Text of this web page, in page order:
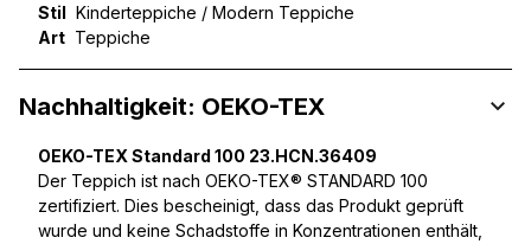
Stil Kinderteppiche / Modern Teppiche
Art Teppiche
Nachhaltigkeit: OEKO-TEX
OEKO-TEX Standard 100 23.HCN.36409
Der Teppich ist nach OEKO-TEX® STANDARD 100
zertifiziert. Dies bescheinigt, dass das Produkt geprüft
wurde und keine Schadstoffe in Konzentrationen enthält,